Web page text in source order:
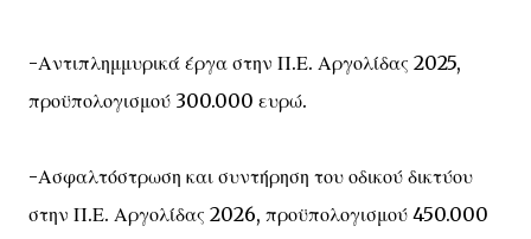
-Αντιπλημμυρικά έργα στην Π.Ε. Αργολίδας 2025,
προϋπολογισμού 300.000 ευρώ.
-Ασφαλτόστρωση και συντήρηση του οδικού δικτύου
στην Π.Ε. Αργολίδας 2026, προϋπολογισμού 450.000